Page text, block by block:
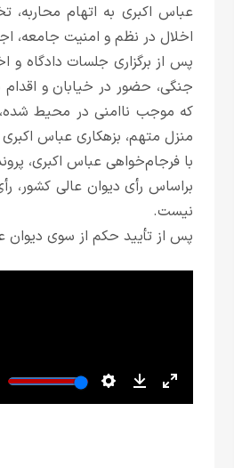
عباس اکبری به اتهام
اخلال در نظم و امنیت جامعه،
پس از برگزاری جلسات دادگاه و
جنگی، حضور در خیابان و
که موجب ناامنی در محیط شده،
منزل متهم، بزهکاری عباس
با فرجام‌خواهی عباس اکبری،
براساس رأی دیوان عالی کشور،
نیست.
پس از تأیید حکم از سوی دیوان